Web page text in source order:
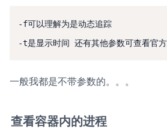
-f可以理解为是动态追踪
一般我都是不带参数的。。。
查看容器内的进程